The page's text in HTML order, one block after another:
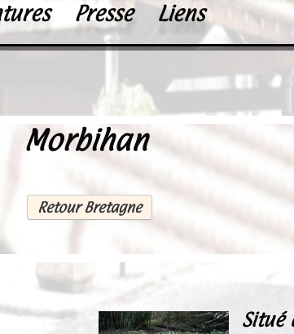
Presse Liens
Morbihan
Retour Bretagne
Situé